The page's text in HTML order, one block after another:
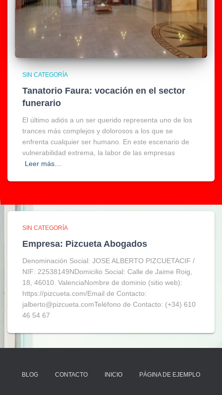
SIN CATEGORÍA
Tanatorio Faura: vocación en el sector
funerario
El último adiós a un ser querido representa uno de los
trances más complejos y dolorosos a los que se
enfrenta cualquier ser humano. En este escenario de
vulnerabilidad extrema, la labor de las empresas
Leer más…
SIN CATEGORÍA
Empresa: Pizcueta Abogados
Denominación Social: JOSE ALBERTO PIZCUETACIF /
NIF: 22538149NDomicilio Social: Calle de Jaime Roig,
18, 46010. ValenciaNombre de dominio (sitio web):
https://pizcueta.com/Email de Contacto:
jalberto@pizcueta.comTeléfono de Contacto: (+34) 610
46 54 67
BLOG CONTACTO INICIO PÁGINA DE EJEMPLO